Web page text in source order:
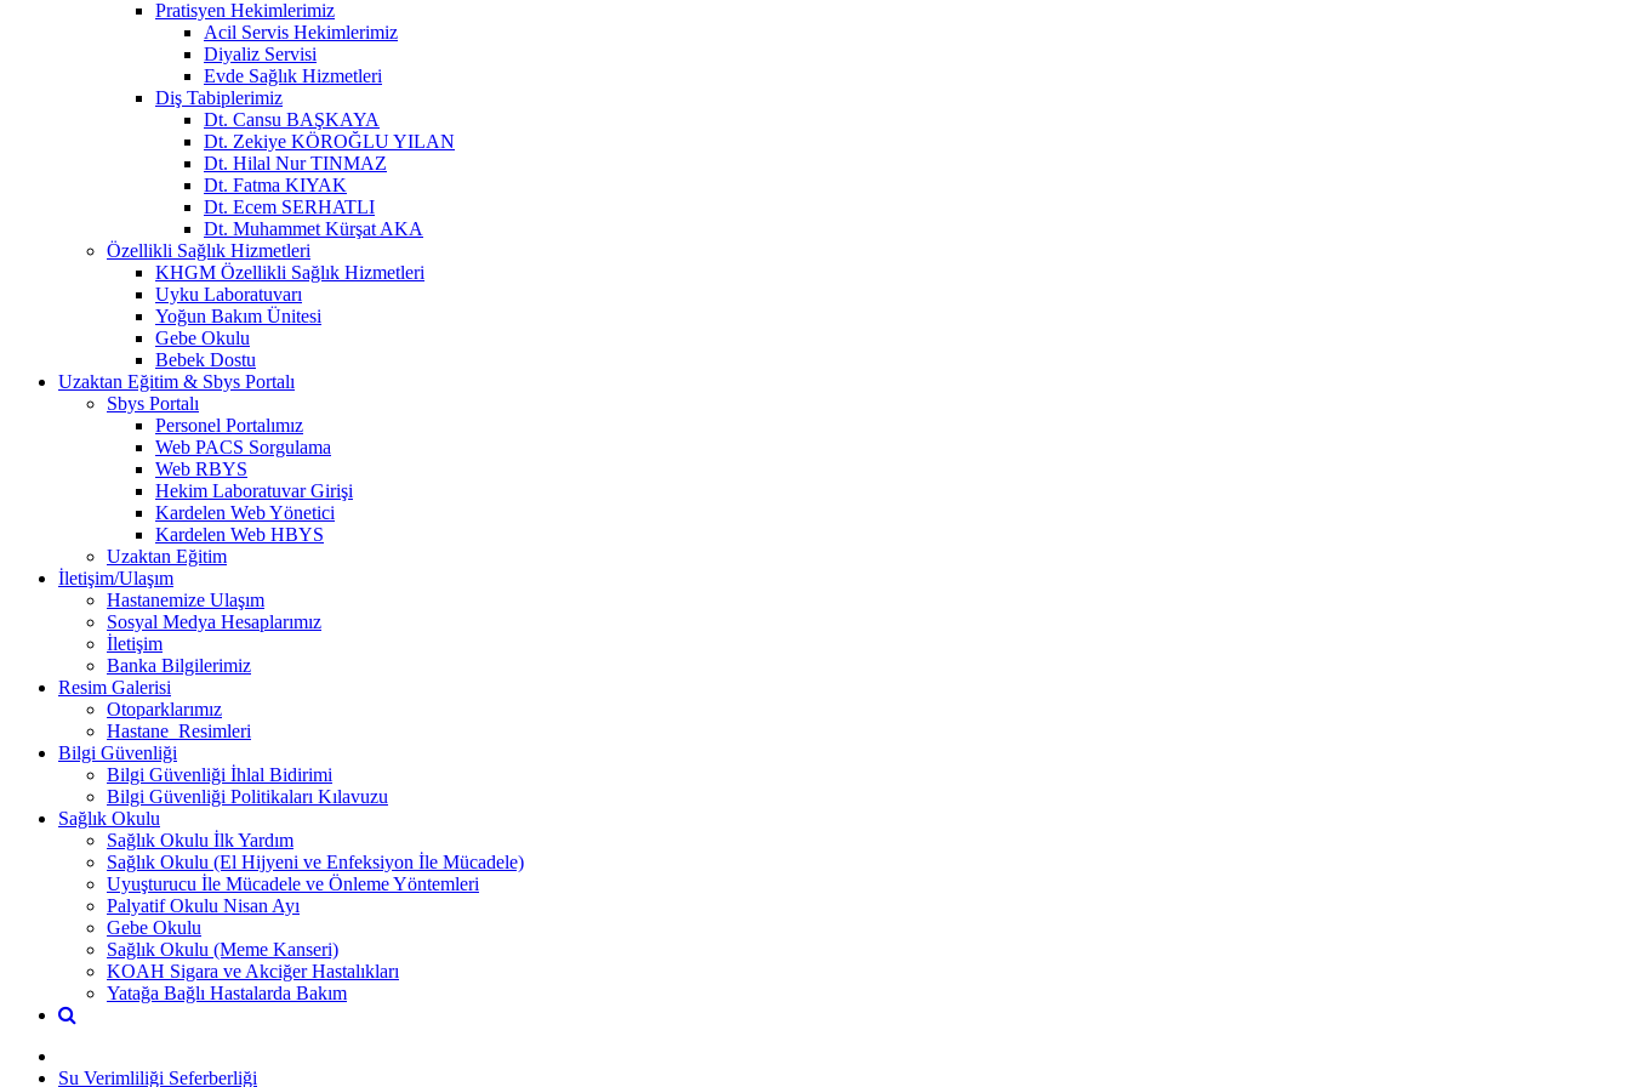
Pratisyen Hekimlerimiz
Acil Servis Hekimlerimiz
Diyaliz Servisi
Evde Sağlık Hizmetleri
Diş Tabiplerimiz
Dt. Cansu BAŞKAYA
Dt. Zekiye KÖROĞLU YILAN
Dt. Hilal Nur TINMAZ
Dt. Fatma KIYAK
Dt. Ecem SERHATLI
Dt. Muhammet Kürşat AKA
Özellikli Sağlık Hizmetleri
KHGM Özellikli Sağlık Hizmetleri
Uyku Laboratuvarı
Yoğun Bakım Ünitesi
Gebe Okulu
Bebek Dostu
Uzaktan Eğitim & Sbys Portalı
Sbys Portalı
Personel Portalımız
Web PACS Sorgulama
Web RBYS
Hekim Laboratuvar Girişi
Kardelen Web Yönetici
Kardelen Web HBYS
Uzaktan Eğitim
İletişim/Ulaşım
Hastanemize Ulaşım
Sosyal Medya Hesaplarımız
İletişim
Banka Bilgilerimiz
Resim Galerisi
Otoparklarımız
Hastane_Resimleri
Bilgi Güvenliği
Bilgi Güvenliği İhlal Bidirimi
Bilgi Güvenliği Politikaları Kılavuzu
Sağlık Okulu
Sağlık Okulu İlk Yardım
Sağlık Okulu (El Hijyeni ve Enfeksiyon İle Mücadele)
Uyuşturucu İle Mücadele ve Önleme Yöntemleri
Palyatif Okulu Nisan Ayı
Gebe Okulu
Sağlık Okulu (Meme Kanseri)
KOAH Sigara ve Akciğer Hastalıkları
Yatağa Bağlı Hastalarda Bakım
Su Verimliliği Seferberliği